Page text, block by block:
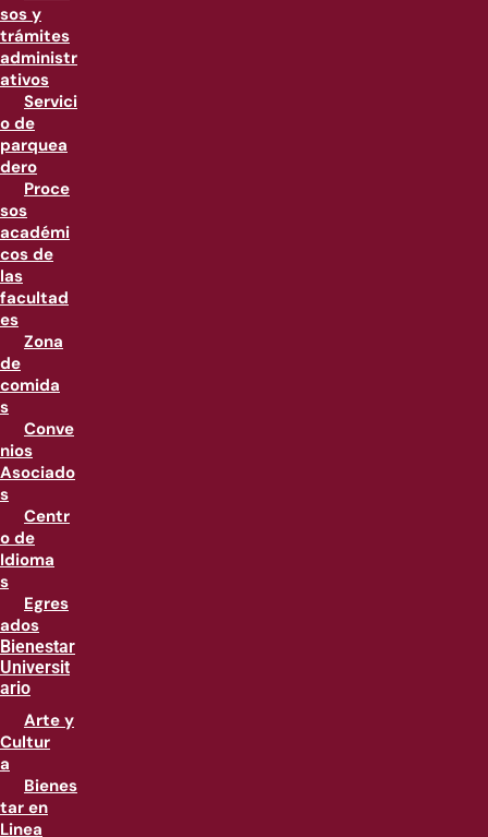
sos y
trámites
administr
ativos
Servici
o de
parquea
dero
Proce
sos
académi
cos de
las
facultad
es
Zona
de
comida
s
Conve
nios
Asociado
s
Centr
o de
Idioma
s
Egres
ados
Bienestar
Universit
ario
Arte y
Cultur
a
Bienes
tar en
Linea